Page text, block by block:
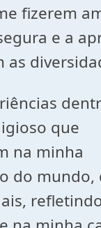
fizerem
e a
as
que
na minha
do mundo,